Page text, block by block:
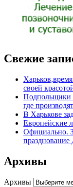
Свежие
своей
Подпольщики
где
В Харькове
Европейские
Официально.
Архивы
Архивы